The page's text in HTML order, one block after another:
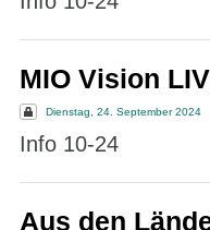
MIO Vision
Dienstag, 24. September 2024
Info 10-24
Aus den